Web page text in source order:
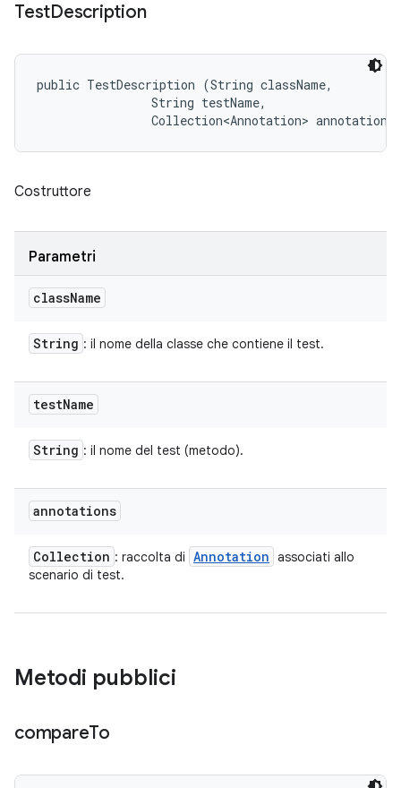
TestDescription
public TestDescription (String className,
                String testName,
Collection<Annotation>
Costruttore
Parametri
className
String : il nome della classe che contiene il test.
testName
String : il nome del test (metodo).
annotations
Collection : raccolta di Annotation associati allo
scenario di test.
Metodi pubblici
compareTo